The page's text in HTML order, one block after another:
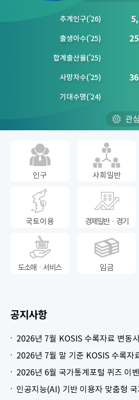
추계인구(´26)
출생아수(´25)
합계출산율(´25)
사망자수(´25)
기대수명(´24)
관
인구 사회일반
국토이용 경제일반ㆍ경기
도소매ㆍ서비스 임금
공지사항
2026년 7월 KOSIS 수록자료 변동
2026년 7월 말 기준 KOSIS 수록자
2026년 6월 국가통계포털 퀴즈 이